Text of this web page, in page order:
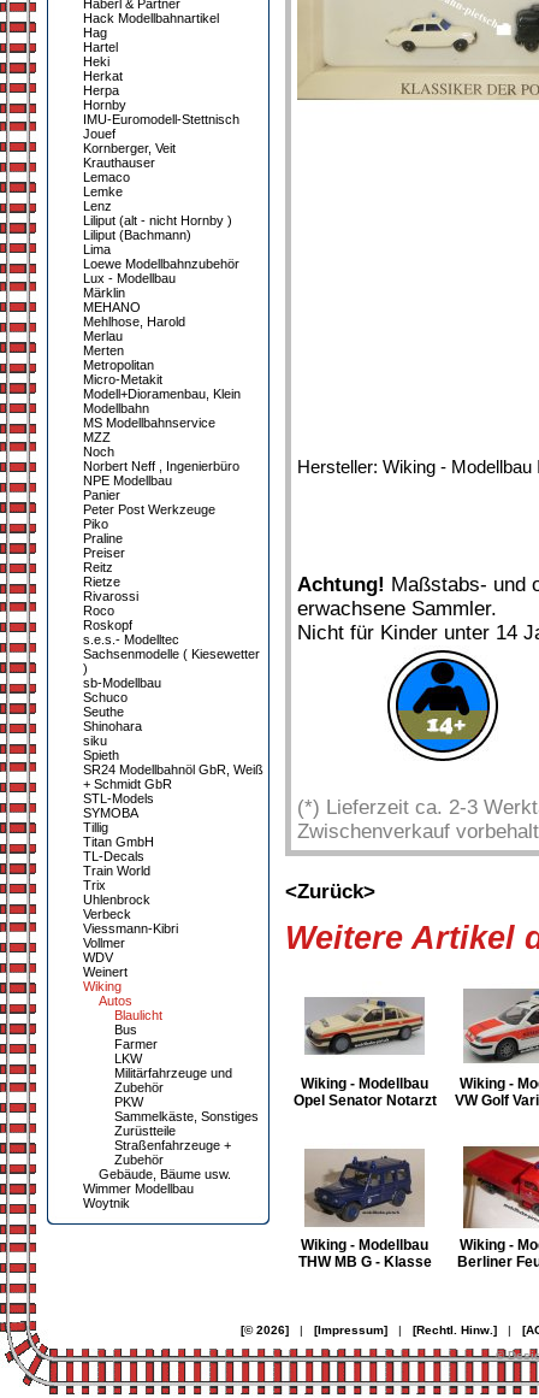
Haberl & Partner
Hack Modellbahnartikel
Hag
Hartel
Heki
Herkat
Herpa
Hornby
IMU-Euromodell-Stettnisch
Jouef
Kornberger, Veit
Krauthauser
Lemaco
Lemke
Lenz
Liliput (alt - nicht Hornby )
Liliput (Bachmann)
Lima
Loewe Modellbahnzubehör
Lux - Modellbau
Märklin
MEHANO
Mehlhose, Harold
Merlau
Merten
Metropolitan
Micro-Metakit
Modell+Dioramenbau, Klein
Modellbahn
MS Modellbahnservice
MZZ
Noch
Norbert Neff , Ingenierbüro
NPE Modellbau
Panier
Peter Post Werkzeuge
Piko
Praline
Preiser
Reitz
Rietze
Rivarossi
Roco
Roskopf
s.e.s.- Modelltec
Sachsenmodelle ( Kiesewetter
)
sb-Modellbau
Schuco
Seuthe
Shinohara
siku
Spieth
SR24 Modellbahnöl GbR, Weiß
+ Schmidt GbR
STL-Models
SYMOBA
Tillig
Titan GmbH
TL-Decals
Train World
Trix
Uhlenbrock
Verbeck
Viessmann-Kibri
Vollmer
WDV
Weinert
Wiking
Autos
Blaulicht
Bus
Farmer
LKW
Militärfahrzeuge und
Zubehör
PKW
Sammelkäste, Sonstiges
Zurüstteile
Straßenfahrzeuge +
Zubehör
Gebäude, Bäume usw.
Wimmer Modellbau
Woytnik
Hersteller: Wiking -
Achtung! Maßstabs- und
erwachsene Sammler.
Nicht für Kinder unter 14
(*) Lieferzeit ca. 2-3
Zwischenverkauf
<Zurück>
Weitere Artikel
Wiking - Modellbau
Opel Senator Notarzt
Wiking -
VW Golf
Wiking - Modellbau
THW MB G - Klasse
Wiking -
Berliner
[© 2026]| [Impressum]| [Rechtl. Hinw.]|
©